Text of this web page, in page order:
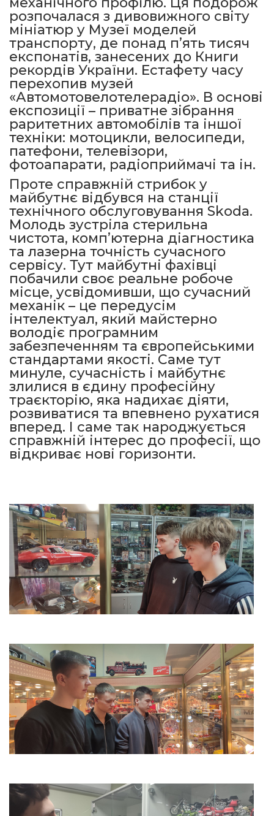
розпочалася з дивовижного світу
мініатюр у Музеї моделей
транспорту, де понад п’ять тисяч
експонатів, занесених до Книги
рекордів України. Естафету часу
перехопив музей
«Автомотовелотелерадіо». В основі
експозиції – приватне зібрання
раритетних автомобілів та іншої
техніки: мотоцикли, велосипеди,
патефони, телевізори,
фотоапарати, радіоприймачі та ін.
Проте справжній стрибок у
майбутнє відбувся на станції
технічного обслуговування Skoda.
Молодь зустріла стерильна
чистота, комп’ютерна діагностика
та лазерна точність сучасного
сервісу. Тут майбутні фахівці
побачили своє реальне робоче
місце, усвідомивши, що сучасний
механік – це передусім
інтелектуал, який майстерно
володіє програмним
забезпеченням та європейськими
стандартами якості. Саме тут
минуле, сучасність і майбутнє
злилися в єдину професійну
траєкторію, яка надихає діяти,
розвиватися та впевнено рухатися
вперед. І саме так народжується
справжній інтерес до професії, що
відкриває нові горизонти.